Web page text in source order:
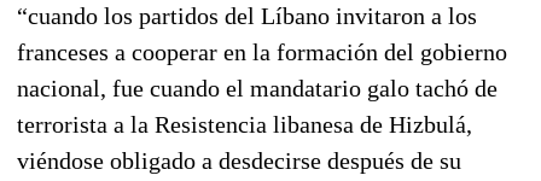
“cuando los partidos del Líbano invitaron a los
franceses a cooperar en la formación del gobierno
nacional, fue cuando el mandatario galo tachó de
terrorista a la Resistencia libanesa de Hizbulá,
viéndose obligado a desdecirse después de su